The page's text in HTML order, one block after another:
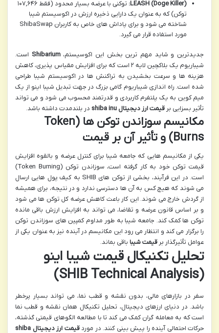
LEASH (Doge Killer):
توکنی با عرضه بسیار محدود (فقط ۱۰۷,۶۴۶
توکن) که به عنوان یک دارایی ذخیره ارزش در اکوسیستم شیبا
شناخته می شود و برای پاداش های خاص به کاربران ShibaSwap
مورد استفاده قرار می گیرد.
جدیدترین و شاید مهم ترین بخش این اکوسیستم،Shibarium است.
شیباریوم یک بلاکچین لایه ۲ است که برای افزایش مقیاس پذیری، کاهش
هزینه ها و سرعت بخشیدن به تراکنش ها در اکوسیستم شیبا طراحی
شده است. راه اندازی شیباریوم گامی بزرگ در جهت تبدیل شیبا اینو از یک
میم کوین به یک پلتفرم کاربردی و قدرتمند محسوب می شود و می تواند
تأثیر بسزایی بر قیمت ارز دیجیتال shiba inu در بلندمدت داشته باشد.
مکانیسم سوزاندن توکن ها (Token
Burns) و تأثیر آن بر قیمت
یکی از مکانیسم هایی که جامعه شیبا برای کنترل عرضه و بالقوه افزایش
قیمت توکن خود به کار گرفته است، سوزاندن توکن (Token Burning)
است. در این فرآیند، بخشی از توکن های SHIB به کیف پول هایی ارسال
می شوند که هیچ کس به آن ها دسترسی ندارد و در نتیجه، برای همیشه
از گردش خارج می شوند. این کار باعث کاهش عرضه کل توکن ها می شود
و بر اساس قانون عرضه و تقاضا، می تواند به افزایش ارزش باقی مانده
توکن ها کمک کند. جامعه شیبا به طور مداوم کمپین های سوزاندن توکن
را برگزار می کند و انتظار می رود این مکانیسم در آینده نیز به عنوان یکی از
عوامل تأثیرگذار بر قیمت شیبا باقی بماند.
تحلیل تکنیکال قیمت شیبا اینو
(SHIB Technical Analysis)
سفر در بازارهای مالی، بدون نقشه و قطب نما، می تواند بسیار پرخطر
باشد. در دنیای ارزهای دیجیتال، تحلیل تکنیکال همان نقشه و قطب نما
است که به معامله گران کمک می کند تا با مطالعه الگوهای قیمتی گذشته،
حرکات احتمالی آینده را پیش بینی کنند. در مورد
قیمت ارز دیجیتال shiba